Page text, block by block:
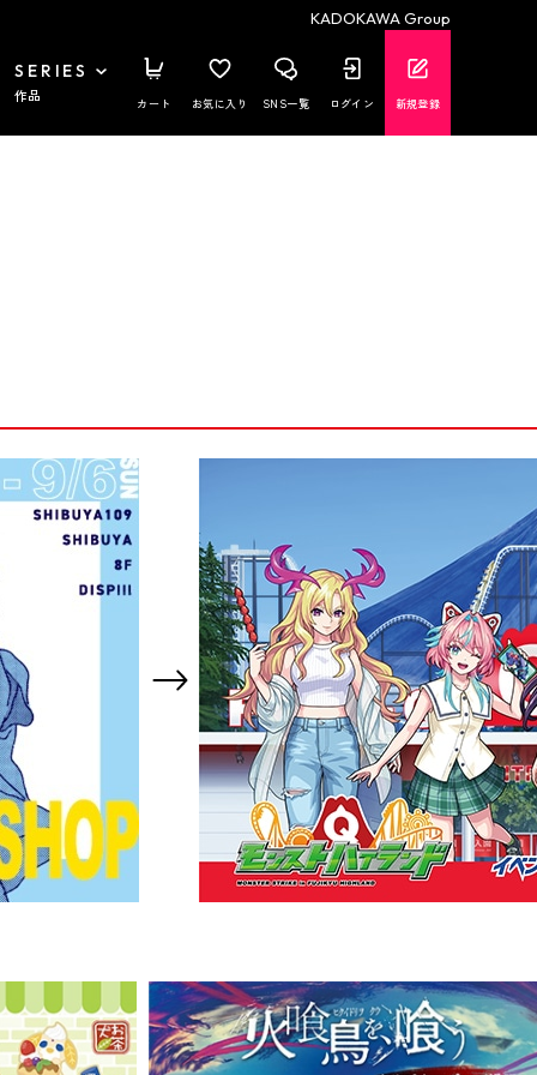
KADOKAWA Group
SERIES
作品 カート お気に入り SNS一覧 ログイン 新規登録